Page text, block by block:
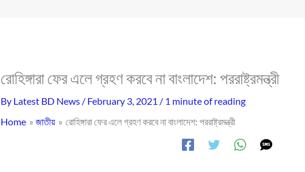
রোহিঙ্গারা ফের এলে গ্রহণ করবে না বাংলাদেশ: পররাষ্ট্রমন্ত্রী
By Latest BD News / February 3, 2021 / 1 minute of reading
Home
জাতীয় রোহিঙ্গারা ফের এলে গ্রহণ করবে না বাংলাদেশ: পররাষ্ট্রমন্ত্রী